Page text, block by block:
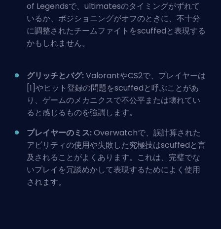
of Legendsで、 ultimatesのタイミングがずれて
いるか、ポジショニングがオフのときに、不十分
に調整されたチームファイトをscuffedと表現する
かもしれません。
グリッチとバグ:ValorantやCS2で、プレイヤーは
[1]やヒット登録の問題をscuffedと呼ぶことがあ
り、ゲームのメカニクスで不公平または壊れてい
ると感じるものを強調します。
プレイヤーのミス:Overwatchで、誤計算された
アビリティの使用や失敗した究極技はscuffedと言
及されることがよくあります。これは、完璧でな
いプレイを冗談めかして表現するためによく使用
されます。